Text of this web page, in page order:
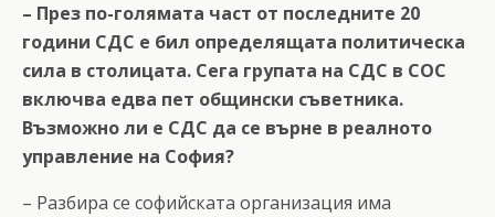
– През по-голямата част от последните 20
години СДС е бил определящата политическа
сила в столицата. Сега групата на СДС в СОС
включва едва пет общински съветника.
Възможно ли е СДС да се върне в реалното
управление на София?
– Разбира се софийската организация има